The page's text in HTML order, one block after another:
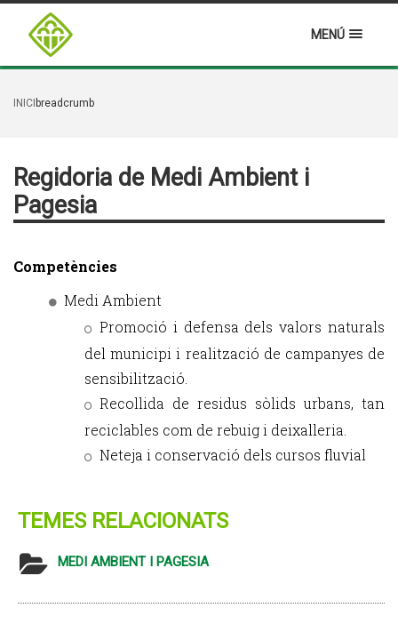
MENÚ
INICI breadcrumb
Regidoria de Medi Ambient i
Pagesia
Competències
Medi Ambient
Promoció i defensa dels valors naturals
del municipi i realització de campanyes de
sensibilització.
Recollida de residus sòlids urbans, tan
reciclables com de rebuig i deixalleria.
Neteja i conservació dels cursos fluvial
TEMES RELACIONATS
MEDI AMBIENT I PAGESIA